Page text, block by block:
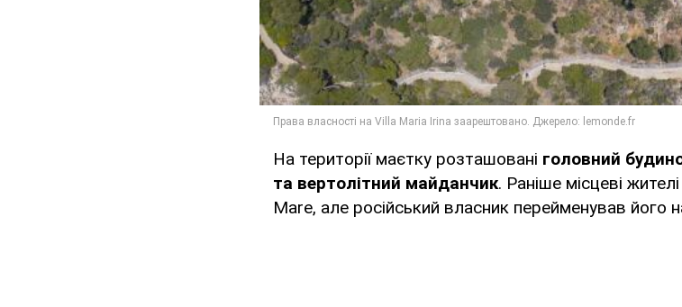
На території маєтку розташовані головний
та вертолітний майданчик. Раніше місцеві
Mare, але російський власник перейменував його